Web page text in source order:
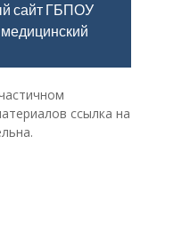
сайт ГБПОУ
ссылка на